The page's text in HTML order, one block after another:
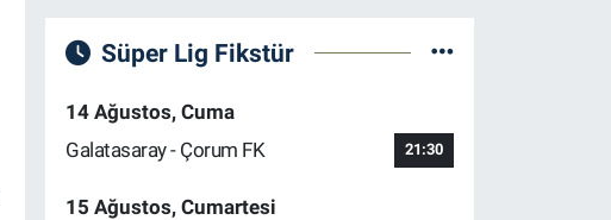
Süper Lig Fikstür
14 Ağustos, Cuma
Galatasaray - Çorum FK
21:30
15 Ağustos, Cumartesi